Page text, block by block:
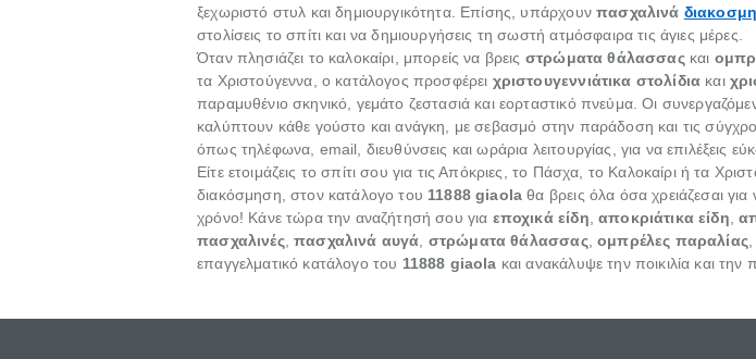
ξεχωριστό στυλ και δημιουργικότητα. Επίσης, υπάρχουνπασχαλινά
στολίσεις το σπίτι και να δημιουργήσεις τη σωστή ατμόσφαιρα τις άγιες μέρες.
Όταν πλησιάζει το καλοκαίρι, μπορείς να βρεις στρώματα θάλασσαςκαι
τα Χριστούγεννα, ο κατάλογος προσφέρει χριστουγεννιάτικα στολίδια και
παραμυθένιο σκηνικό, γεμάτο ζεστασιά και εορταστικό πνεύμα. Οι
καλύπτουν κάθε γούστο και ανάγκη, με σεβασμό στην παράδοση και τις
όπως τηλέφωνα, email, διευθύνσεις και ωράρια λειτουργίας, για να επιλέξεις
Είτε ετοιμάζεις το σπίτι σου για τις Απόκριες, το Πάσχα, το Καλοκαίρι ή τα
διακόσμηση, στον κατάλογο του 11888 giaola θα βρεις όλα όσα χρειάζεσαι
χρόνο! Κάνε τώρα την αναζήτησή σου για εποχικά είδη ,αποκριάτικα είδη ,
πασχαλινές,πασχαλινά αυγά στρώματα θάλασσας,ομπρέλες παραλίας
επαγγελματικό κατάλογο του 11888 giaola και ανακάλυψε την ποικιλία και την